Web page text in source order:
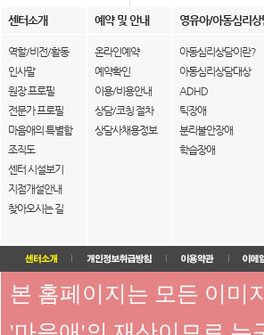
센터소개 예약 및 안내 영유아/아동심리상
역할/비전/활동
인사말
원장 프로필
전문가 프로필
마음애의 특별함
조직도
센터 시설보기
지점개설안내
찾아오시는 길
온라인예약
예약확인
이용/비용안내
상담/코칭 절차
상담사채용정보
아동심리상담이란?
아동심리상담대상
ADHD
틱장애
분리불안장애
학습장애
본 홈페이지는 모든 이미